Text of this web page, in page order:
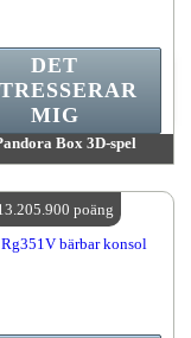
Box 3D-spel
tillgängliga:4
DET
MIG
poäng